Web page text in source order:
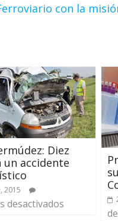
con la
Diez
un accidente
2015
desactivados